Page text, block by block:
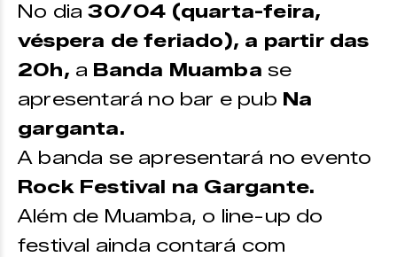
*Os ingressos também podem ser adquiridos no ponto de
venda do Zine Cultural
No dia30/04 (quarta-feira,
véspera de feriado), a partir das
20h, a Banda Muamba se
apresentará no bar e pub Na
garganta.
A banda se apresentará no evento
Rock Festival na Gargante.
Além de Muamba, o line-up do
festival ainda contará com